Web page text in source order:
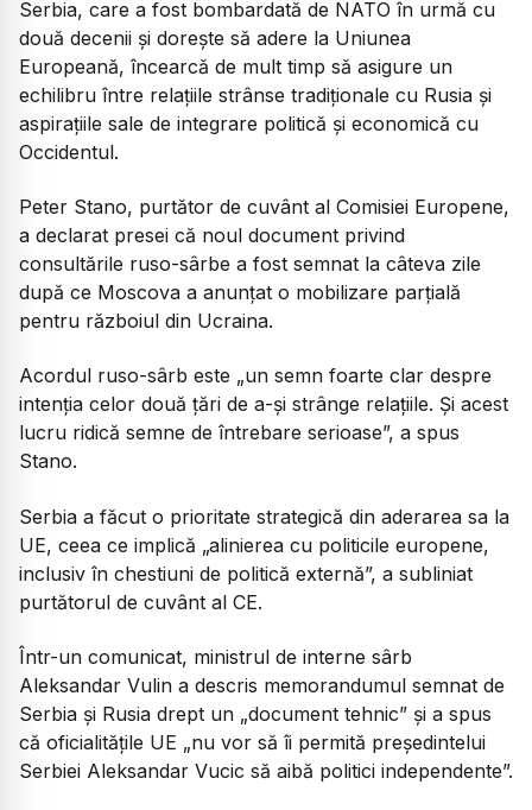
Serbia, care a fost bombardată de NATO în urmă cu
două decenii şi doreşte să adere la Uniunea
Europeană, încearcă de mult timp să asigure un
echilibru între relaţiile strânse tradiţionale cu Rusia şi
aspiraţiile sale de integrare politică şi economică cu
Occidentul.
Peter Stano, purtător de cuvânt al Comisiei Europene,
a declarat presei că noul document privind
consultările ruso-sârbe a fost semnat la câteva zile
după ce Moscova a anunţat o mobilizare parţială
pentru războiul din Ucraina.
Acordul ruso-sârb este „un semn foarte clar despre
intenţia celor două ţări de a-şi strânge relaţiile. Şi acest
lucru ridică semne de întrebare serioase”, a spus
Stano.
Serbia a făcut o prioritate strategică din aderarea sa la
UE, ceea ce implică „alinierea cu politicile europene,
inclusiv în chestiuni de politică externă”, a subliniat
purtătorul de cuvânt al CE.
Într-un comunicat, ministrul de interne sârb
Aleksandar Vulin a descris memorandumul semnat de
Serbia şi Rusia drept un „document tehnic” şi a spus
că oficialităţile UE „nu vor să îi permită preşedintelui
Serbiei Aleksandar Vucic să aibă politici independente”.